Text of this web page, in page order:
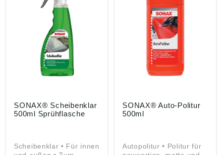
Angaben gemäß
Produktsicherheitsveror
dnung ((EU) 2023/998):
SONAX GmbH,
Münchener Str. 75,
86633 Neuburg, DE,
info@sonax.de
Tenside • Phosphatfrei
und pH-neutral
Signalwort: Achtung
Gefahrenhinweise:
H319: Verursacht
schwere Augenreizung;
H317: Kann allergische
Hautreaktionen
verursachen Angaben
dnung ((EU) 2023/998):
SONAX GmbH,
SONAX® Scheibenklar
500ml Sprühflasche
Scheibenklar • Für innen
SONAX® Auto-Politur
500ml
Autopolitur • Politur für